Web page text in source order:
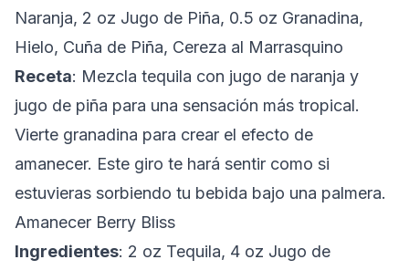
Naranja, 2 oz Jugo de Piña, 0.5 oz Granadina,
Hielo, Cuña de Piña, Cereza al Marrasquino
Receta: Mezcla tequila con jugo de naranja y
jugo de piña para una sensación más tropical.
Vierte granadina para crear el efecto de
amanecer. Este giro te hará sentir como si
estuvieras sorbiendo tu bebida bajo una palmera.
Amanecer Berry Bliss
Ingredientes: 2 oz Tequila, 4 oz Jugo de